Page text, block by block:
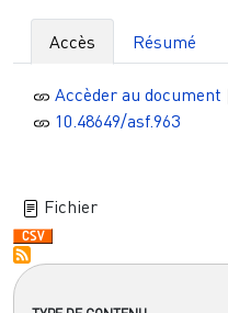
Accès Résumé
Accèder au document
10.48649/asf.963
Fichier